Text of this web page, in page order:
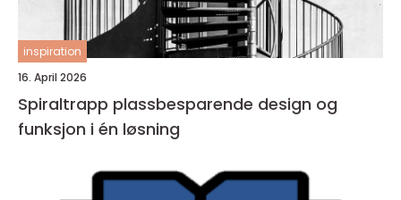
inspiration
16. April 2026
Spiraltrapp plassbesparende design og
funksjon i én løsning